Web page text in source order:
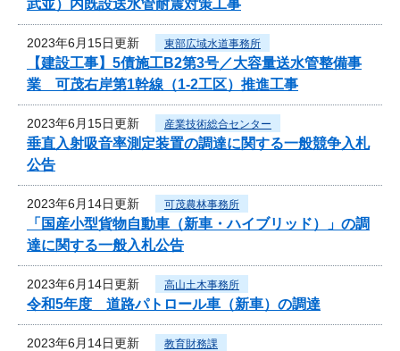
武並）内既設送水管耐震対策工事
2023年6月15日更新 東部広域水道事務所
【建設工事】5債施工B2第3号／大容量送水管整備事
業 可茂右岸第1幹線（1-2工区）推進工事
2023年6月15日更新 産業技術総合センター
垂直入射吸音率測定装置の調達に関する一般競争入札
公告
2023年6月14日更新 可茂農林事務所
「国産小型貨物自動車（新車・ハイブリッド）」の調
達に関する一般入札公告
2023年6月14日更新 高山土木事務所
令和5年度 道路パトロール車（新車）の調達
2023年6月14日更新 教育財務課